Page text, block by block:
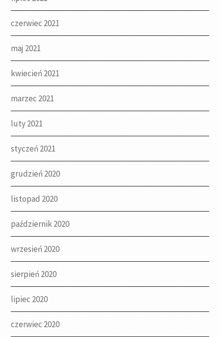
czerwiec 2021
maj 2021
kwiecień 2021
marzec 2021
luty 2021
styczeń 2021
grudzień 2020
listopad 2020
październik 2020
wrzesień 2020
sierpień 2020
lipiec 2020
czerwiec 2020